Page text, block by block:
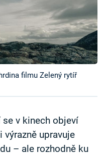
filmu Zelený rytíř
se v kinech objeví
výrazně upravuje
– ale rozhodně ku